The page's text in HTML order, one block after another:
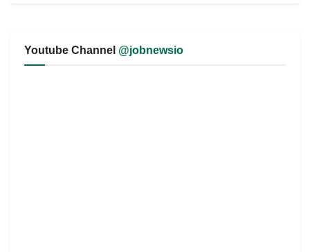
Youtube Channel @jobnewsio